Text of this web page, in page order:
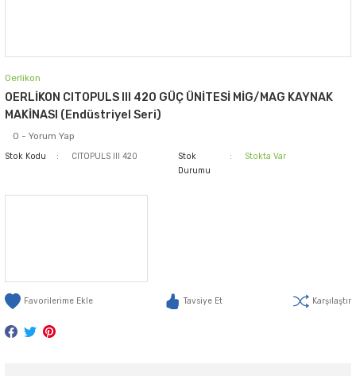
Oerlikon
OERLİKON CITOPULS III 420 GÜÇ ÜNİTESİ MİG/MAG KAYNAK
MAKİNASI (Endüstriyel Seri)
0 - Yorum Yap
Stok Kodu CITOPULS III 420
Stok
Durumu
Stokta Var
Tavsiye Et Karşılaştır